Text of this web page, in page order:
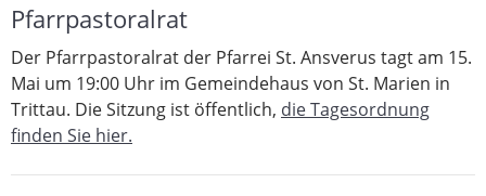
Pfarrpastoralrat
Der Pfarrpastoralrat der Pfarrei St. Ansverus tagt am 15.
Mai um 19:00 Uhr im Gemeindehaus von St. Marien in
Trittau. Die Sitzung ist öffentlich, die Tagesordnung
finden Sie hier.